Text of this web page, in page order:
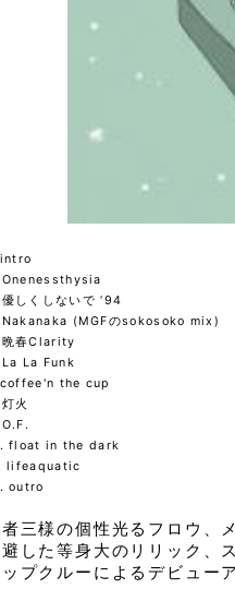
intro
しくしないで ‘94
(MGFのsokosoko mix)
春Clarity
La Funk
the cup
火
O.F.
float in the dark
lifeaquatic
outro
三様の個性光るフロウ、
した等身大のリリック、
プクルーによるデビュー